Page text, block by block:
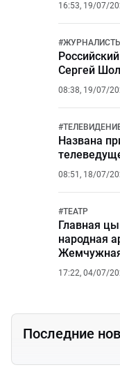
16:53, 19/07/
#ЖУРНАЛИСТЫ
Сергей
08:38, 19/07/
#
Названа
08:51, 18/07/
#ТЕАТР
Главная
народная
17:22, 04/07/
Последние